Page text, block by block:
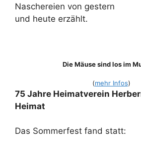
Naschereien von gestern
und heute erzählt.
Die Mäuse sind los im
(mehr Infos)
75 Jahre Heimatverein
Heimat
Das Sommerfest fand statt: